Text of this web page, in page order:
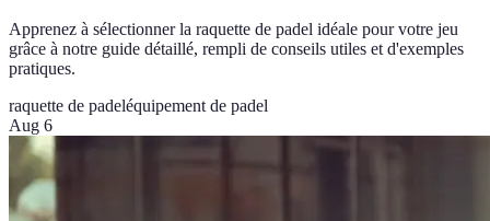
Apprenez à sélectionner la raquette de padel idéale pour votre jeu
grâce à notre guide détaillé, rempli de conseils utiles et d'exemples
pratiques.
raquette de padeléquipement de padel
Aug 6